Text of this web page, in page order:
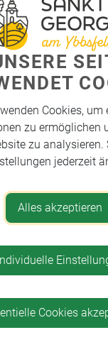
Ybbsfelde |
& Welser
Cookies, um
zu ermöglichen
zu analysieren.
jederzeit
Alles akzeptieren
Individuelle
Cookies